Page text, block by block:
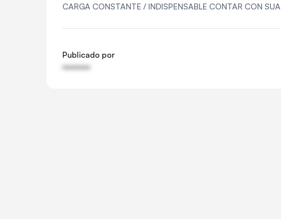
CARGA CONSTANTE / INDISPENSABLE CONTAR CON SUA
Publicado por
••••••••